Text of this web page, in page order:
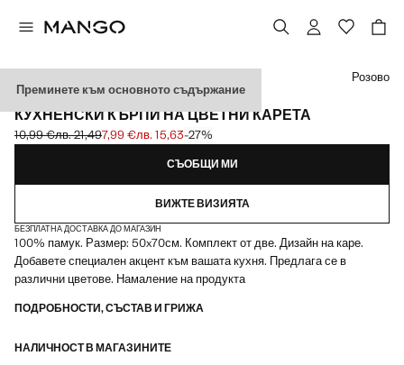
Преминете към основното съдържание
КОМПЛЕКТ ОТ 2
КУХНЕНСКИ КЪРПИ НА ЦВЕТНИ КАРЕТА
Задраскана първоначална цена [10,99 € лв. 21,49]
10,99 €лв. 21,49
Текуща цена [7,99 € лв. 15,63]
7,99 €лв. 15,63-27%
Изберете цвят
Розово
СЪОБЩИ МИ
ВИЖТЕ ВИЗИЯТА
БЕЗПЛАТНА ДОСТАВКА ДО МАГАЗИН
100% памук. Размер: 50x70см. Комплект от две. Дизайн на каре.
Добавете специален акцент към вашата кухня. Предлага се в
различни цветове. Намаление на продукта
ПОДРОБНОСТИ, СЪСТАВ И ГРИЖА
НАЛИЧНОСТ В МАГАЗИНИТЕ